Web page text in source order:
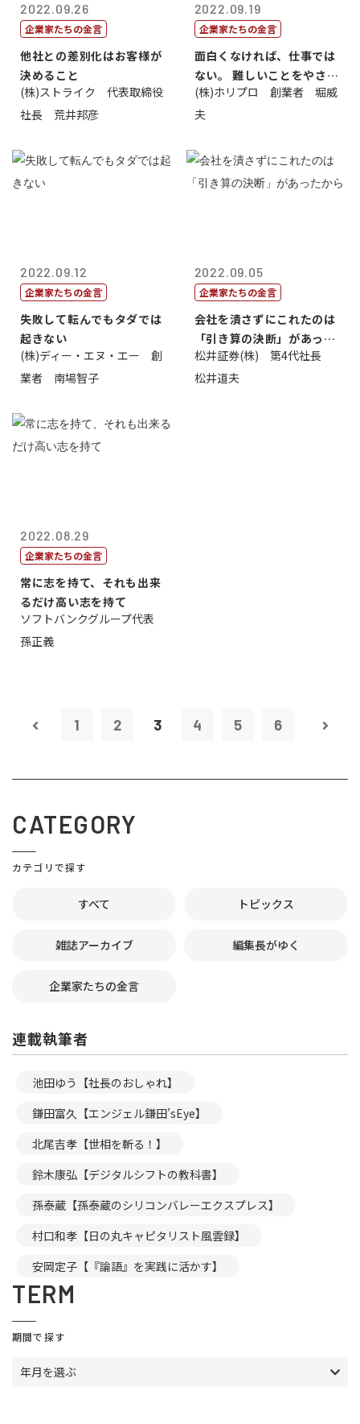
2022.09.26
企業家たちの金言
他社との差別化はお客様が
決めること
(株)ストライク 代表取締役
社長 荒井邦彦
2022.09.19
企業家たちの金言
面白くなければ、仕事では
ない。 難しいことをやさし
く。やさし...
(株)ホリプロ 創業者 堀威
夫
2022.09.12
企業家たちの金言
失敗して転んでもタダでは
起きない
(株)ディー・エヌ・エー 創
業者 南場智子
2022.09.05
企業家たちの金言
会社を潰さずにこれたのは
「引き算の決断」があった
から
松井証券(株) 第4代社長
松井道夫
2022.08.29
企業家たちの金言
常に志を持て、それも出来
るだけ高い志を持て
ソフトバンクグループ代表
孫正義
1 2 3 4 5 6
CATEGORY
カテゴリで探す
すべて トピックス
雑誌アーカイブ 編集長がゆく
企業家たちの金言
連載執筆者
池田ゆう【社長のおしゃれ】
鎌田富久【エンジェル鎌田’sEye】
北尾吉孝【世相を斬る！】
鈴木康弘【デジタルシフトの教科書】
孫泰蔵【孫泰蔵のシリコンバレーエクスプレス】
村口和孝【日の丸キャピタリスト風雲録】
安岡定子【『論語』を実践に活かす】
TERM
期間で探す
年月を選ぶ